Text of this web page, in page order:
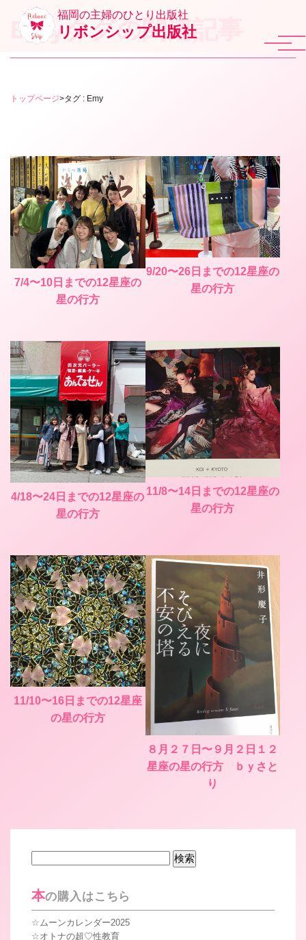
福岡の主婦のひとり出版社
リボンシップ出版社
Emyタグの関連記事
トップページ>タグ : Emy
7/4〜10日までの12星座の
星の行方
9/20〜26日までの12星座の
星の行方
4/18〜24日までの12星座の
星の行方
11/8〜14日までの12星座の
星の行方
11/10〜16日までの12星座
の星の行方
８月２７日〜９月２日１２
星座の星の行方 ｂｙさと
り
本の購入はこちら
ムーンカレンダー2025
オトナの超♡性教育